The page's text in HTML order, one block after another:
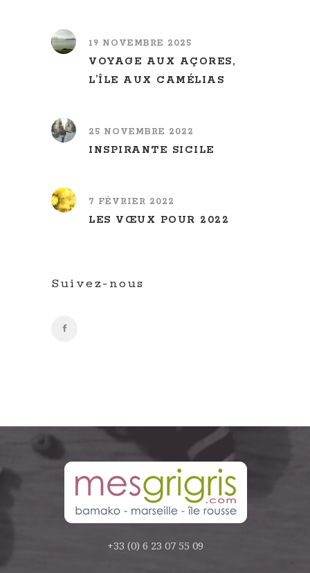
19 NOVEMBRE 2025
VOYAGE AUX AÇORES,
L’ÎLE AUX CAMÉLIAS
25 NOVEMBRE 2022
INSPIRANTE SICILE
7 FÉVRIER 2022
LES VŒUX POUR 2022
Suivez-nous
+33 (0) 6 23 07 55 09